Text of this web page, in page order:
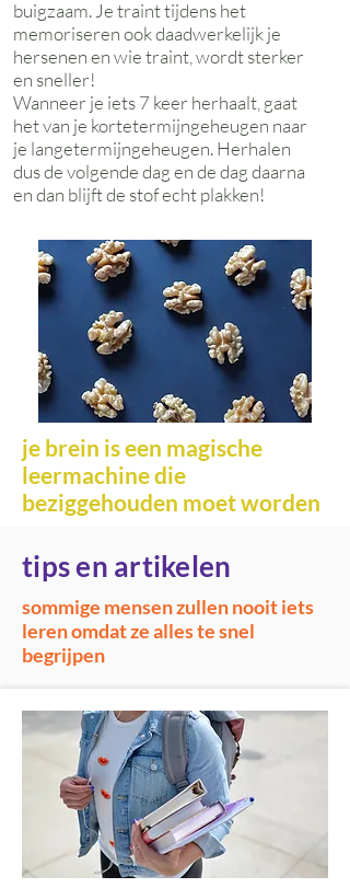
buigzaam. Je traint tijdens het
memoriseren ook daadwerkelijk je
hersenen en wie traint, wordt sterker
en sneller!
Wanneer je iets 7 keer herhaalt, gaat
het van je kortetermijngeheugen naar
je langetermijngeheugen. Herhalen
dus de volgende dag en de dag daarna
en dan blijft de stof echt plakken!
je brein is een magische
leermachine die
beziggehouden moet worden
tips en artikelen
sommige mensen zullen nooit iets
leren omdat ze alles te snel
begrijpen